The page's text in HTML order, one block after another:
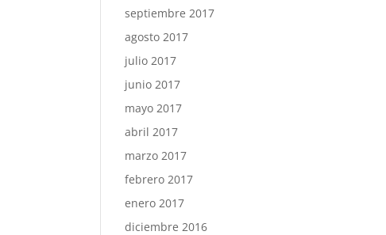
septiembre 2017
agosto 2017
julio 2017
junio 2017
mayo 2017
abril 2017
marzo 2017
febrero 2017
enero 2017
diciembre 2016